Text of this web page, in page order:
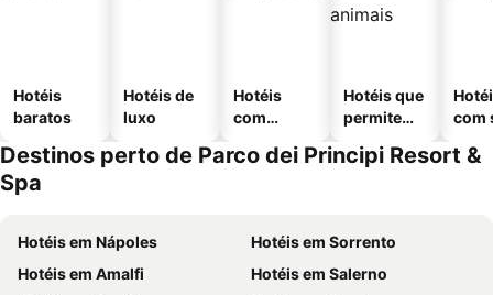
Hotéis
baratos
Hotéis de
luxo
Hotéis
com
Hotéis que
permitem
com
Destinos perto de Parco dei Principi Resort &
Spa
Hotéis em Nápoles
Hotéis em Sorrento
Hotéis em Amalfi
Hotéis em Salerno